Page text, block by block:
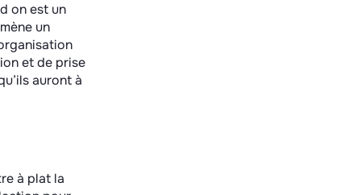
on est un
un
et de prise
auront à
à plat la